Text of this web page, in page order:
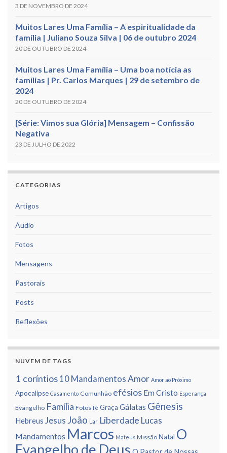
3 DE NOVEMBRO DE 2024
Muitos Lares Uma Família – A espiritualidade da
família | Juliano Souza Silva | 06 de outubro 2024
20 DE OUTUBRO DE 2024
Muitos Lares Uma Família – Uma boa notícia as
famílias | Pr. Carlos Marques | 29 de setembro de
2024
20 DE OUTUBRO DE 2024
[Série: Vimos sua Glória] Mensagem – Confissão
Negativa
23 DE JULHO DE 2022
CATEGORIAS
Artigos
Áudio
Fotos
Mensagens
Pastorais
Posts
Reflexões
NUVEM DE TAGS
1 corí­ntios 10 Mandamentos Amor Amor ao Próximo
Apocalipse Casamento Comunhão efésios Em Cristo Esperança
Evangelho Famí­lia Fotos fé Graça Gálatas Gênesis
Hebreus Jesus João Lar Liberdade Lucas
Mandamentos Marcos Mateus Missão Natal O
Evangelho de Deus